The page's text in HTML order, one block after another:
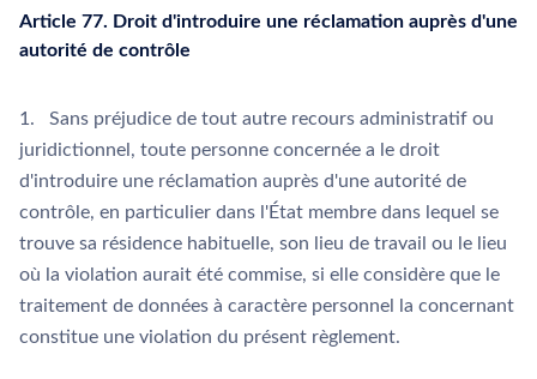
Article 77. Droit d'introduire une réclamation auprès d'une
autorité de contrôle
1. Sans préjudice de tout autre recours administratif ou
juridictionnel, toute personne concernée a le droit
d'introduire une réclamation auprès d'une autorité de
contrôle, en particulier dans l'État membre dans lequel se
trouve sa résidence habituelle, son lieu de travail ou le lieu
où la violation aurait été commise, si elle considère que le
traitement de données à caractère personnel la concernant
constitue une violation du présent règlement.